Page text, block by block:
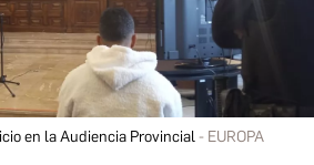
en la Audiencia Provincial
EUROPA